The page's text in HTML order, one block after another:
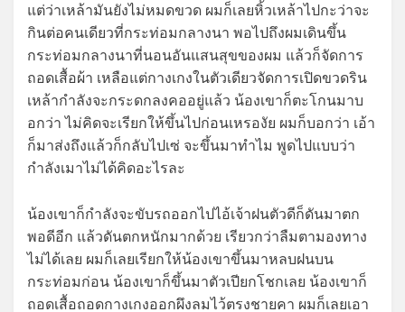
แต่ว่าเหล้ามันยังไม่หมดขวด ผมก็เลยหิ้วเหล้าไปกะว่าจะ
กินต่อคนเดียวที่กระท่อมกลางนา พอไปถึงผมเดินขึ้น
กระท่อมกลางนาที่นอนอันแสนสุขของผม แล้วก็จัดการ
ถอดเสื้อผ้า เหลือแต่กางเกงในตัวเดียวจัดการเปิดขวดริน
เหล้ากำลังจะกระดกลงคออยู่แล้ว น้องเขาก็ตะโกนมาบ
อกว่า ไม่คิดจะเรียกให้ขึ้นไปก่อนเหรองัย ผมก็บอกว่า เอ้า
ก็มาส่งถึงแล้วก็กลับไปเซ่ จะขึ้นมาทำไม พูดไปแบบว่า
กำลังเมาไม่ได้คิดอะไรละ
น้องเขาก็กำลังจะขับรถออกไปไอ้เจ้าฝนตัวดีก็ดันมาตก
พอดีอีก แล้วดันตกหนักมากด้วย เรียวกว่าลืมตามองทาง
ไม่ได้เลย ผมก็เลยเรียกให้น้องเขาขึ้นมาหลบฝนบน
กระท่อมก่อน น้องเขาก็ขึ้นมาตัวเปียกโชกเลย น้องเขาก็
ถอดเสื้อถอดกางเกงออกผึงลมไว้ตรงชายคา ผมก็เลยเอา